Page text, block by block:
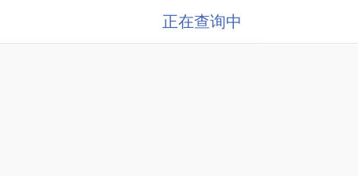
正在查询中